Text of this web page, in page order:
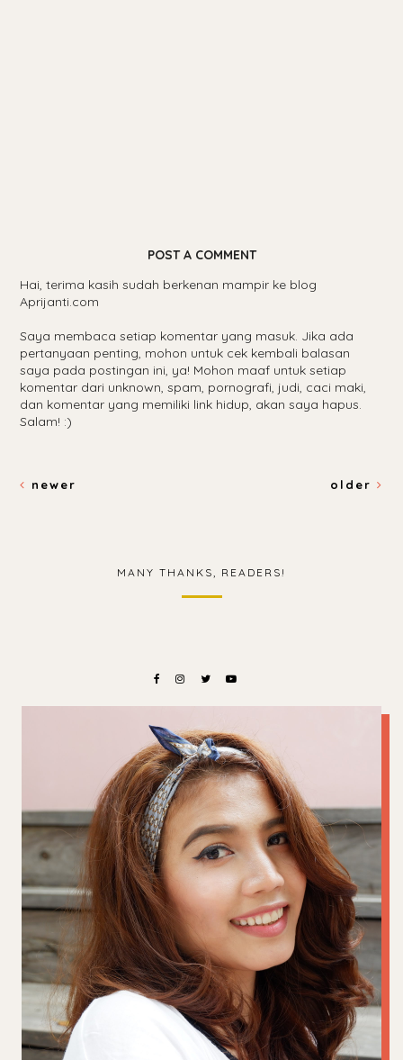
POST A COMMENT
Hai, terima kasih sudah berkenan mampir ke blog
Aprijanti.com
Saya membaca setiap komentar yang masuk. Jika ada
pertanyaan penting, mohon untuk cek kembali balasan
saya pada postingan ini, ya! Mohon maaf untuk setiap
komentar dari unknown, spam, pornografi, judi, caci maki,
dan komentar yang memiliki link hidup, akan saya hapus.
Salam! :)
newer older
MANY THANKS, READERS!